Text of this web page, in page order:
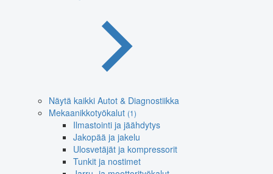
Näytä kaikki Autot & Diagnostiikka
Mekaanikkotyökalut (1)
Ilmastointi ja jäähdytys
Jakopää ja jakelu
Ulosvetäjät ja kompressorit
Tunkit ja nostimet